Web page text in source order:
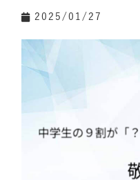
2025/01/27